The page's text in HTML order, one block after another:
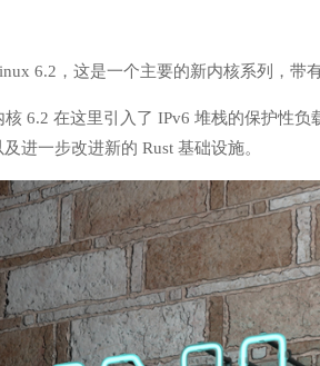
6.2，这是一个主要的新内核系列，带
6.2 在这里引入了 IPv6 堆栈的保护性
进一步改进新的 Rust 基础设施。